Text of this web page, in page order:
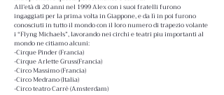
All’età di 20 anni nel 1999 Alex con i suoi fratelli furono
ingaggiati per la prima volta in Giappone, e da lì in poi furono
conosciuti in tutto il mondo con il loro numero di trapezio volante
i “Flyng Michaels”, lavorando nei circhi e teatri piu importanti al
mondo ne citiamo alcuni:
-Cirque Pinder (Francia)
-Cirque Arlette Gruss(Francia)
-Circo Massimo (Francia)
-Circo Medrano (Italia)
-Circo teatro Carrè (Amsterdam)